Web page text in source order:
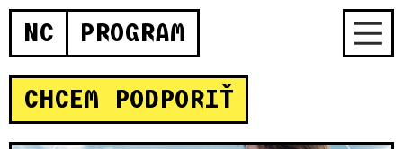
NC PROGRAM
CHCEM PODPORIŤ